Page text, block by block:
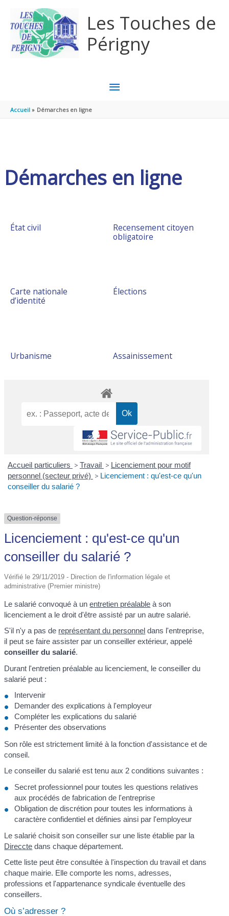
Les Touches de
Périgny
MENU
Accueil Démarches en ligne
Démarches en ligne
État civil
Recensement citoyen
obligatoire
Carte nationale
d’identité
Élections
Urbanisme Assainissement
Accueil particuliers > Travail > Licenciement pour motif
personnel (secteur privé) > Licenciement : qu'est-ce qu'un
conseiller du salarié ?
Question-réponse
Licenciement : qu'est-ce qu'un
conseiller du salarié ?
Vérifié le 29/11/2019 - Direction de l'information légale et
administrative (Premier ministre)
Le salarié convoqué à unentretien préalable à son
licenciement a le droit d'être assisté par un autre salarié.
S'il n'y a pas de représentant du personnel dans l'entreprise,
il peut se faire assister par un conseiller extérieur, appelé
conseiller du salarié.
Durant l'entretien préalable au licenciement, le conseiller du
salarié peut :
Intervenir
Demander des explications à l'employeur
Compléter les explications du salarié
Présenter des observations
Son rôle est strictement limité à la fonction d'assistance et de
conseil.
Le conseiller du salarié est tenu aux 2 conditions suivantes :
Secret professionnel pour toutes les questions relatives
aux procédés de fabrication de l'entreprise
Obligation de discrétion pour toutes les informations à
caractère confidentiel et définies ainsi par l'employeur
Le salarié choisit son conseiller sur une liste établie par la
Direccte dans chaque département.
Cette liste peut être consultée à l'inspection du travail et dans
chaque mairie. Elle comporte les noms, adresses,
professions et l'appartenance syndicale éventuelle des
conseillers.
Où s’adresser ?